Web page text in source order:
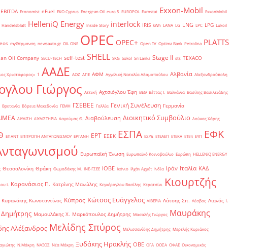
EBITDA Economist eFuel EKO Cyprus Energean Oil euro 5 EUROPOL Eurostat Exxon-Mobil ExxonMobil
Handelsblatt HelleniQ Energy Inside Story interlock IRIS kWh LANA LG LNG LPC LPG Lukoil
myΘέρμανση newsauto.gr OIL ONE OPEC OPEC+ Open TV Optima Bank Petrolina PLATTS
Oil Company SECU-TECH self-test SHELL SKG Sokol Sri Lanka Stage II sts TEXACO
Χριστόφορος» ΄1 ΑΑΔΕ ΑΟΖ ΑΠΕ ΑΦΜ Αγγελική Ναταλία Αδαμοπούλου Αλβανία Αλεξανδρούπολη
Γιώργος Αττική Αχτσιόγλου Έφη ΒΕΘ Βέττας Ι. Βαλκάνια Βασίλης Βασιλειάδης
Βρετανία Βόρεια Μακεδονία ΓΕΜΗ ΓΣΕΒΕΕ Γαλλία Γενική Συνέλευση Γερμανία
ΔΙΥΛΙΣΗ ΔΙΥΛΙΣΤΗΡΙΑ Δαγούμας Θ. Διαβούλευση Διοικητικό Συμβούλιο Δούκας Χάρης
ΕΠΑΝΤ ΕΠΙΤΡΟΠΗ ΑΝΤΑΓΩΝΙΣΜΟΥ ΕΡΓΑΝΗ ΕΡΤ ΕΣΕΚ ΕΣΠΑ ΕΣΥΔ ΕΤΕΑΕΠ ΕΤΕΚΑ ΕΤΕπ ΕΥΠ ΕΦΚ
Ευρωπαϊκή Ένωση Ευρωπαϊκό Κοινοβούλιο Ευρώπη ΗELLENiQ ENERGY
Θεσσαλονίκη Θράκη Θωμαδάκης Μ. ΙΝΕ-ΓΣΕΕ ΙΟΒΕ Ικόνιο Ιλχάν Αχμέτ Ινδία Ιράν Ιταλία ΚΑΔ
Ι. Καρανάσιος Π. Κατρίνης Μανώλης Κεγκέρογλου Βασίλης Κερατσίνι
Κιουρτζής
Κυρανάκης Κωνσταντίνος Κύπρος Κώτσος Ευάγγελος ΛΙΒΕΡΙΑ Λάτσης Σπ. Λέσβος Λιανός Ι.
Μαμουλάκης Χ. Μαρκόπουλος Δημήτρης Μασαλής Γιώργος Μαυράκης
Αλέξανδρος Μελίδης Σπύρος Μελισσανίδης Δημήτρης Μερελής Κυριάκος
Ν.Μάκρη ΝΑΞΟΣ Νέα Μάκρη Ξυδάκης Ηρακλής ΟΒΕ ΟΓΑ ΟΟΣΑ ΟΦΑΕ Οικονομικός